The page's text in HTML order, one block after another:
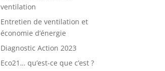
ventilation
Entretien de ventilation et
économie d’énergie
Diagnostic Action 2023
Eco21… qu’est-ce que c’est ?